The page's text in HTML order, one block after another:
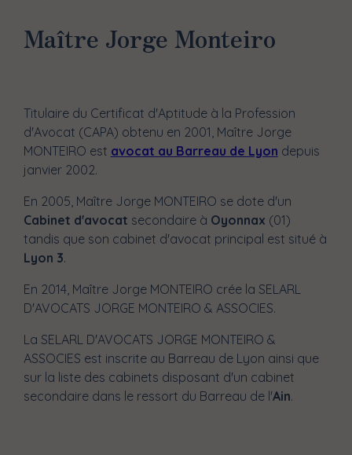
Maître Jorge Monteiro
Titulaire du Certificat d'Aptitude à la Profession
d'Avocat (CAPA) obtenu en 2001, Maître Jorge
MONTEIRO est avocat au Barreau de Lyon depuis
janvier 2002.
En 2005, Maître Jorge MONTEIRO se dote d'un
Cabinet d'avocat secondaire à Oyonnax (01)
tandis que son cabinet d'avocat principal est situé à
Lyon 3.
En 2014, Maître Jorge MONTEIRO crée la SELARL
D'AVOCATS JORGE MONTEIRO & ASSOCIES.
La SELARL D'AVOCATS JORGE MONTEIRO &
ASSOCIES est inscrite au Barreau de Lyon ainsi que
sur la liste des cabinets disposant d'un cabinet
secondaire dans le ressort du Barreau de l'Ain.